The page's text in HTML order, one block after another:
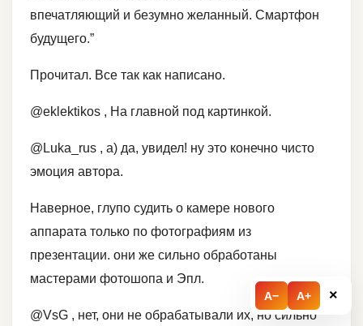
A− A+ ×
впечатляющий и безумно желанный. Смартфон
будущего.”
Прочитал. Все так как написано.
@eklektikos , На главной под картинкой.
@Luka_rus , а) да, увидел! ну это конечно чисто
эмоция автора.
Наверное, глупо судить о камере нового
аппарата только по фотографиям из
презентации. они же сильно обработаны
мастерами фотошопа и Эпл.
@VsG , нет, они не обрабатывали их, но сильно